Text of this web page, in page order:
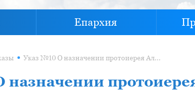
Епархия
Указ №10 О назначении протоиерея Александра Качаева